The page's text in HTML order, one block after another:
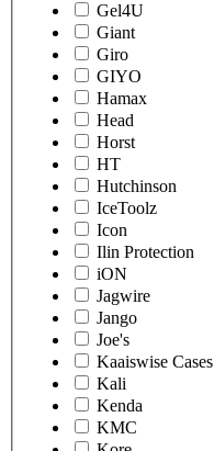
Gel4U
Giant
Giro
GIYO
Hamax
Head
Horst
HT
Hutchinson
IceToolz
Icon
Ilin Protection
iON
Jagwire
Jango
Joe's
Kaaiswise Cases
Kali
Kenda
KMC